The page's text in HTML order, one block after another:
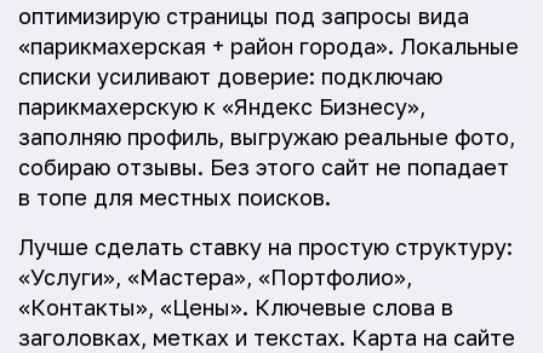
оптимизирую страницы под запросы вида
«парикмахерская + район города». Локальные
списки усиливают доверие: подключаю
парикмахерскую к «Яндекс Бизнесу»,
заполняю профиль, выгружаю реальные фото,
собираю отзывы. Без этого сайт не попадает
в топе для местных поисков.
Лучше сделать ставку на простую структуру:
«Услуги», «Мастера», «Портфолио»,
«Контакты», «Цены». Ключевые слова в
заголовках, метках и текстах. Карта на сайте